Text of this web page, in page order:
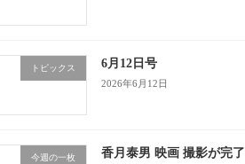
トピックス 6月12日号
2026年6月12日
今週の一枚 香月泰男 映画 撮影が完了